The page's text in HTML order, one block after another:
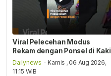
Viral Pelecehan Modus
Rekam dengan Ponsel di Kaki
Dailynews - Kamis , 06 Aug 2026,
11:15 WIB